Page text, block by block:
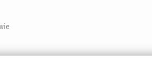
und die Arbeitsunfähigkeitsbescheinigung